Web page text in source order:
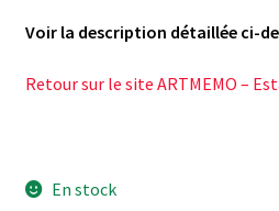
Voir la description détaillée ci-
Retour sur le site ARTMEMO –
En stock